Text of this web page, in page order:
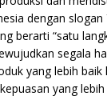
dengan slogan
berarti “satu
segala
yang lebih baik
yang lebih